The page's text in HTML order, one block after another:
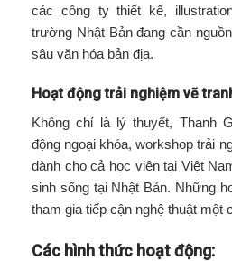
các công ty thiết kế,
trường Nhật Bản đang cần
sâu văn hóa bản địa.
Hoạt động trải nghiệm vẽ
Không chỉ là lý thuyết, Thanh
động ngoại khóa, workshop trải
dành cho cả học viên tại Việt
sinh sống tại Nhật Bản. Những
tham gia tiếp cận nghệ thuật một
Các hình thức hoạt động: